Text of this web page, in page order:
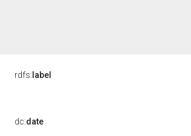
rdfs: label
dc:date